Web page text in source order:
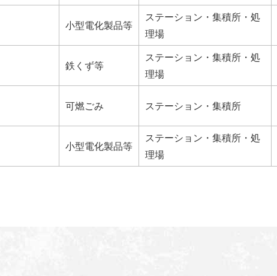
小型電化製品等
ステーション・集積所・処
理場
鉄くず等
ステーション・集積所・処
理場
可燃ごみ ステーション・集積所
小型電化製品等
ステーション・集積所・処
理場